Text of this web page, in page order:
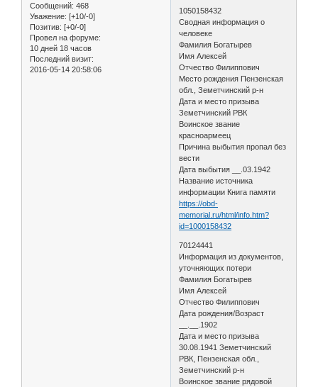
Сообщений: 468
Уважение: [+10/-0]
Позитив: [+0/-0]
Провел на форуме:
10 дней 18 часов
Последний визит:
2016-05-14 20:58:06
1050158432
Сводная информация о
человеке
Фамилия Богатырев
Имя Алексей
Отчество Филиппович
Место рождения Пензенская
обл., Земетчинский р-н
Дата и место призыва
Земетчинский РВК
Воинское звание
красноармеец
Причина выбытия пропал без
вести
Дата выбытия __.03.1942
Название источника
информации Книга памяти
https://obd-
memorial.ru/html/info.htm?
id=1000158432
70124441
Информация из документов,
уточняющих потери
Фамилия Богатырев
Имя Алексей
Отчество Филиппович
Дата рождения/Возраст
__.__.1902
Дата и место призыва
30.08.1941 Земетчинский
РВК, Пензенская обл.,
Земетчинский р-н
Воинское звание рядовой